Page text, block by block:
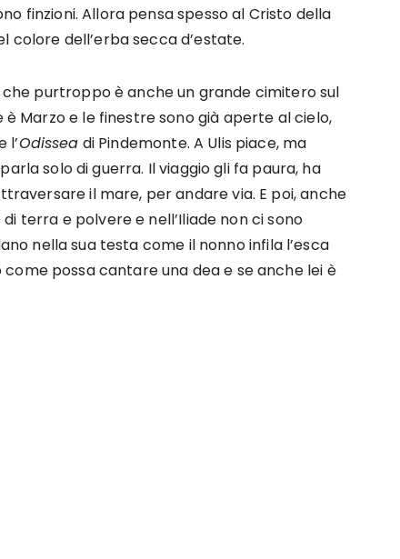
finzioni. Allora pensa spesso al Cristo della
colore dell’erba secca d’estate.
purtroppo è anche un grande cimitero sul
Marzo e le finestre sono già aperte al cielo,
l’Odissea di Pindemonte. A Ulis piace, ma
solo di guerra. Il viaggio gli fa paura, ha
il mare, per andare via. E poi, anche
terra e polvere e nell’Iliade non ci sono
nella sua testa come il nonno infila l’esca
come possa cantare una dea e se anche lei è